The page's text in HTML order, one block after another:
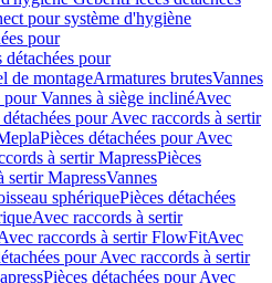
pour système d'hygiène
pour
détachées pour
de montageArmatures brutesVannes
pour Vannes à siège inclinéAvec
détachées pour Avec raccords à sertir
Pièces détachées pour Avec
à sertir MapressPièces
sertir MapressVannes
sphériquePièces détachées
Avec raccords à sertir
raccords à sertir FlowFitAvec
pour Avec raccords à sertir
Pièces détachées pour Avec